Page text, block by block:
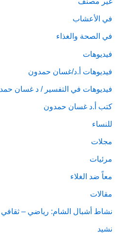
في الأعشاب
في الصحة والغذاء
فيديوهات
فيديوهات أ.د/غسان حمدون
فيديوهات في التفسير / د غسان
كتب أ.د غسان حمدون
للنساء
مجلات
مرئيات
معاً ضد الغلاء
مقالات
نشاط أشبال الشام: رياضي –
نشيد